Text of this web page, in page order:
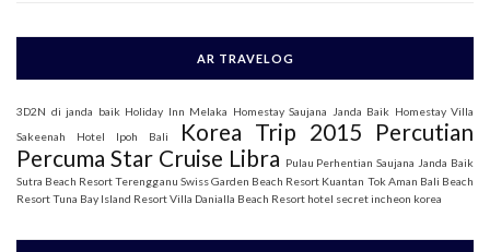
AR TRAVELOG
3D2N di janda baik Holiday Inn Melaka Homestay Saujana Janda Baik Homestay Villa
Sakeenah
Hotel Ipoh Bali Korea Trip 2015 Percutian
Percuma Star Cruise Libra Pulau Perhentian Saujana Janda Baik
Sutra Beach Resort Terengganu Swiss Garden Beach Resort Kuantan Tok Aman Bali Beach
ResortTuna Bay Island ResortVilla Danialla Beach Resort hotel secret incheon korea